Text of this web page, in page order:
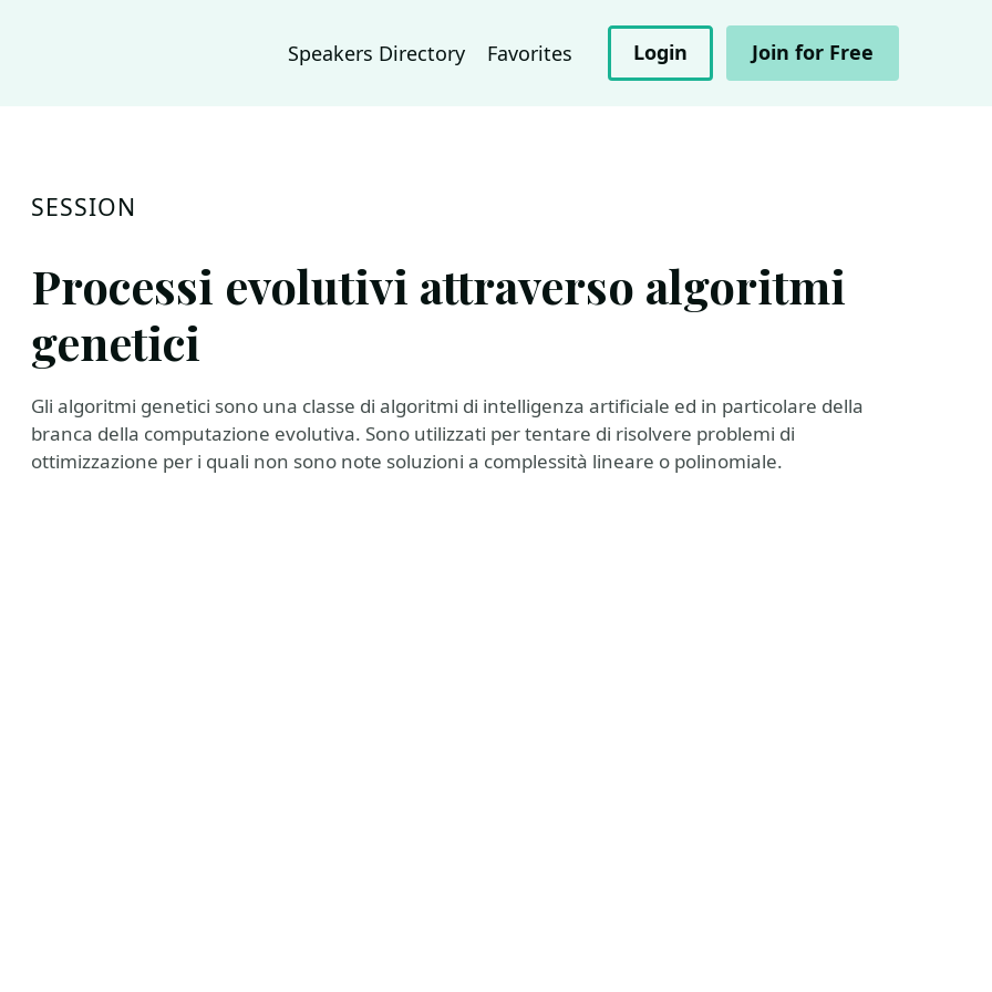
Speakers Directory Favorites Login Join for Free
SESSION
Processi evolutivi attraverso algoritmi
genetici
Gli algoritmi genetici sono una classe di algoritmi di intelligenza artificiale ed in particolare della
branca della computazione evolutiva. Sono utilizzati per tentare di risolvere problemi di
ottimizzazione per i quali non sono note soluzioni a complessità lineare o polinomiale.